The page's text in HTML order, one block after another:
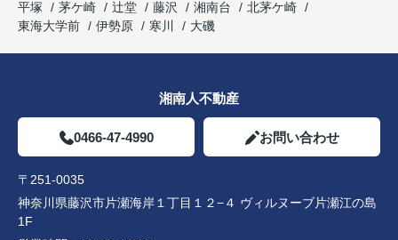
平塚
茅ケ崎 辻堂 藤沢 湘南台
北茅ケ崎
東海大学前
伊勢原 寒川 大磯
湘南人不動産
0466-47-4990 お問い合わせ
〒251-0035
神奈川県藤沢市片瀬海岸１丁目１２−４ ヴィルヌーブ片瀬江の島
1F